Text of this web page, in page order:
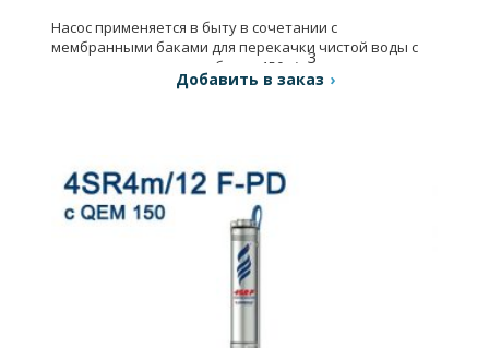
Насос применяется в быту в сочетании с
мембранными баками для перекачки чистой воды с
содержанием песка не более 150 г/м3
Добавить в заказ